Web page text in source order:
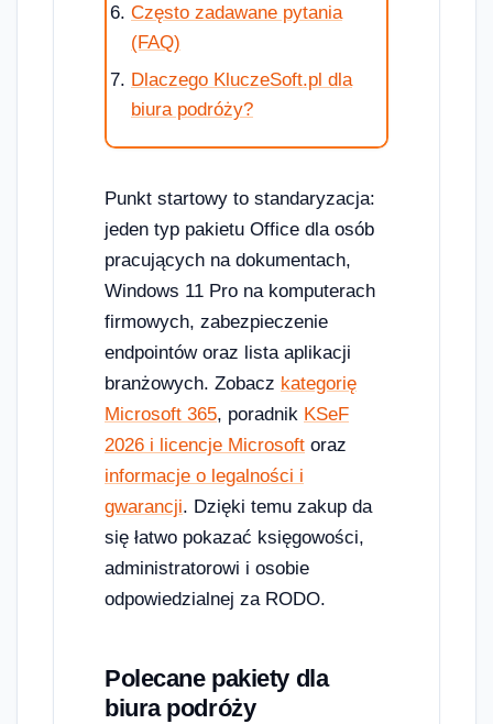
Często zadawane pytania
(FAQ)
Dlaczego KluczeSoft.pl dla
biura podróży?
Punkt startowy to standaryzacja:
jeden typ pakietu Office dla osób
pracujących na dokumentach,
Windows 11 Pro na komputerach
firmowych, zabezpieczenie
endpointów oraz lista aplikacji
branżowych. Zobacz kategorię
Microsoft 365, poradnik KSeF
2026 i licencje Microsoft oraz
informacje o legalności i
gwarancji. Dzięki temu zakup da
się łatwo pokazać księgowości,
administratorowi i osobie
odpowiedzialnej za RODO.
Polecane pakiety dla
biura podróży